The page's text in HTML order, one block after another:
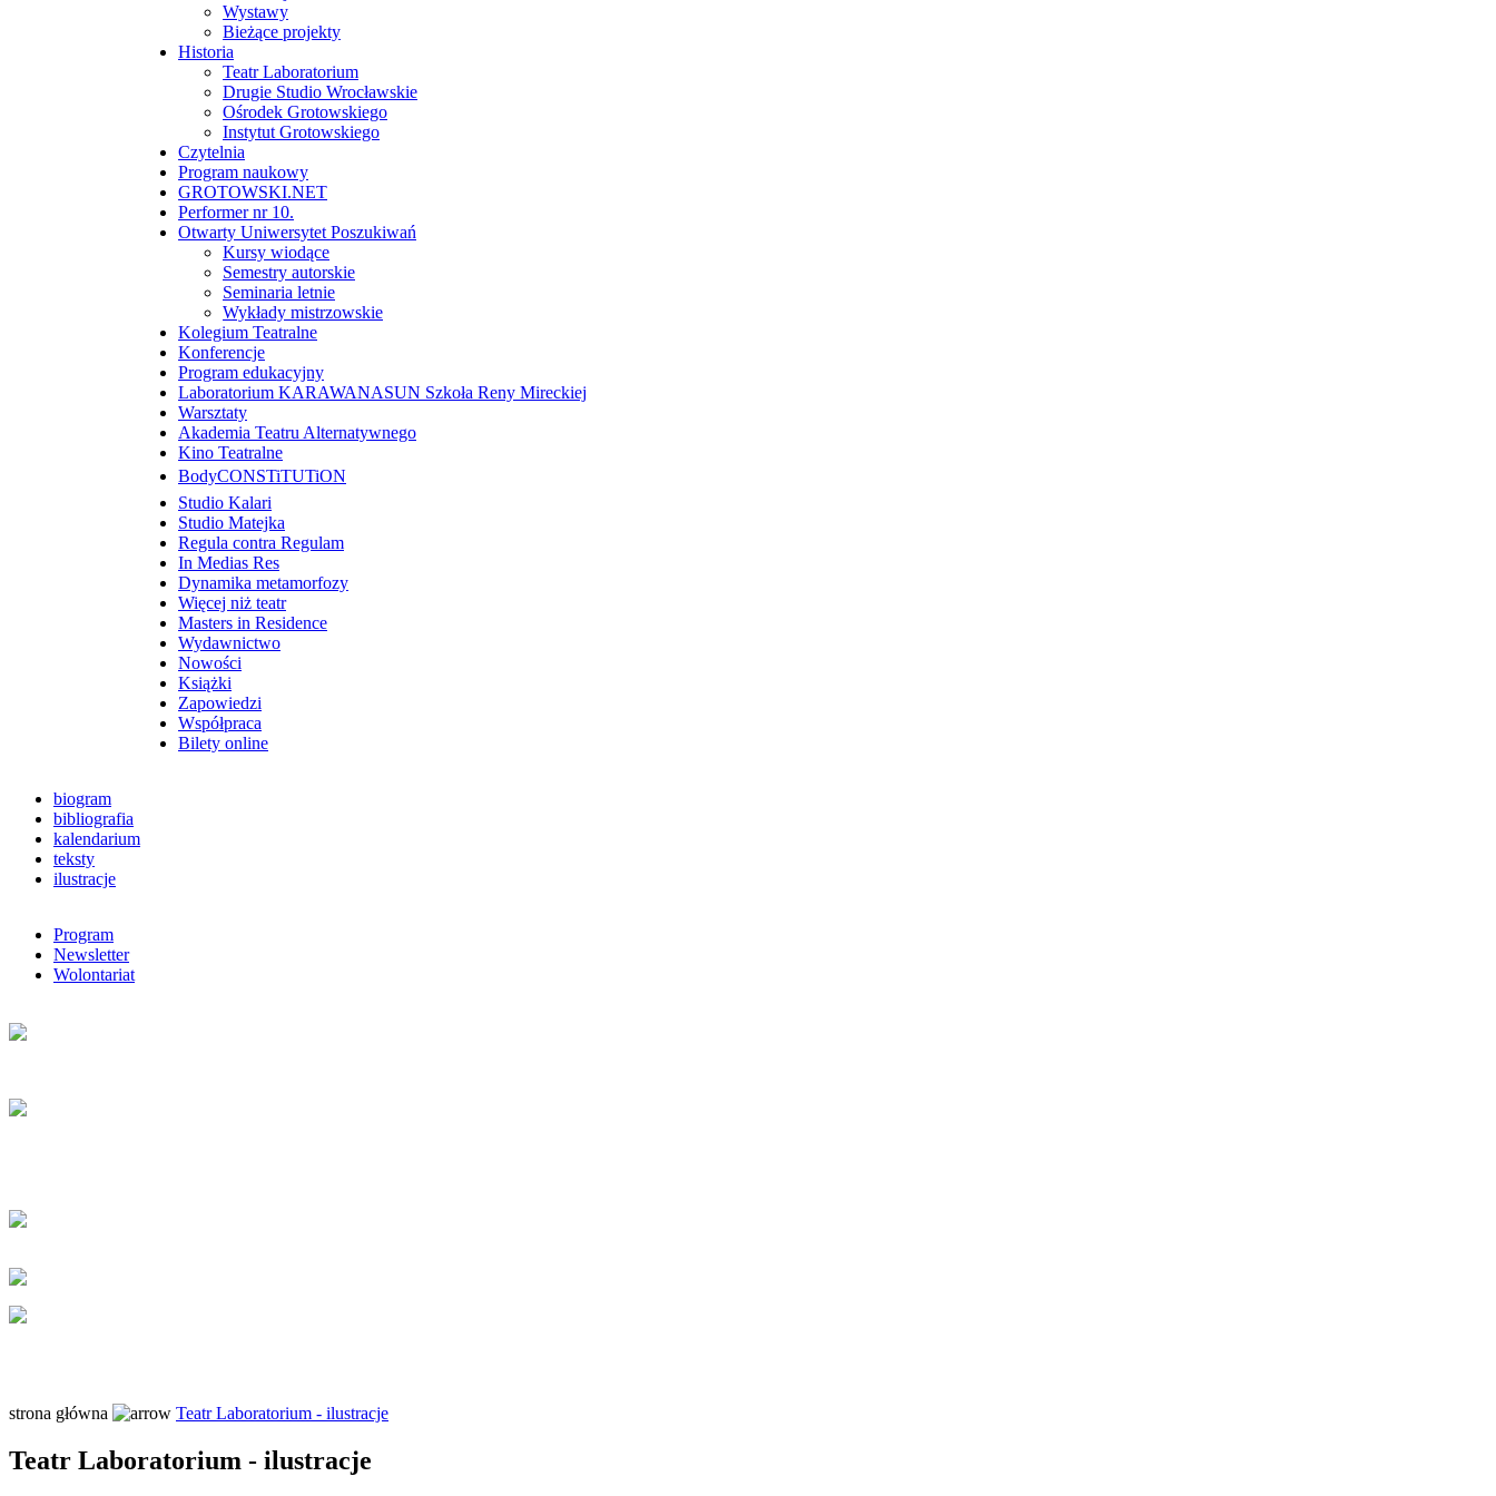
Wystawy
Bieżące projekty
Historia
Teatr Laboratorium
Drugie Studio Wrocławskie
Ośrodek Grotowskiego
Instytut Grotowskiego
Czytelnia
Program naukowy
GROTOWSKI.NET
Performer nr 10.
Otwarty Uniwersytet Poszukiwań
Kursy wiodące
Semestry autorskie
Seminaria letnie
Wykłady mistrzowskie
Kolegium Teatralne
Konferencje
Program edukacyjny
Laboratorium KARAWANASUN Szkoła Reny Mireckiej
Warsztaty
Akademia Teatru Alternatywnego
Kino Teatralne
BodyCONSTiTUTiON
Studio Kalari
Studio Matejka
Regula contra Regulam
In Medias Res
Dynamika metamorfozy
Więcej niż teatr
Masters in Residence
Wydawnictwo
Nowości
Książki
Zapowiedzi
Współpraca
Bilety online
biogram
bibliografia
kalendarium
teksty
ilustracje
Program
Newsletter
Wolontariat
strona główna Teatr Laboratorium - ilustracje
Teatr Laboratorium - ilustracje